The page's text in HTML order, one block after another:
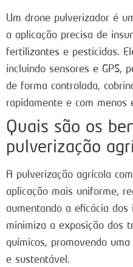
Um drone pulverizador é
a aplicação precisa de
fertilizantes e pesticidas.
incluindo sensores e GPS,
de forma controlada,
rapidamente e com menos
Quais são os
pulverização
A pulverização agrícola
aplicação mais uniforme,
aumentando a eficácia dos
minimiza a exposição dos
químicos, promovendo
e sustentável.